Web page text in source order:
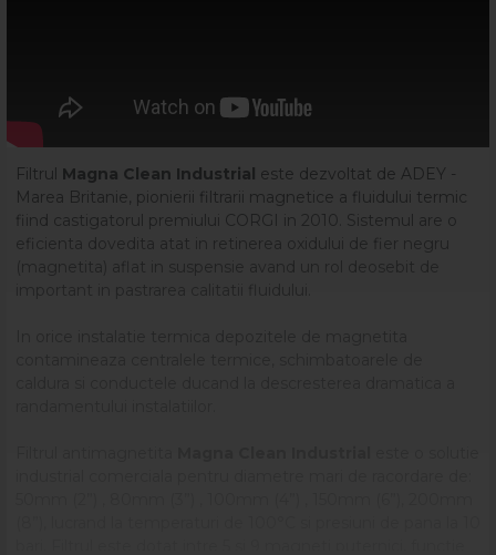
Filtrul Magna Clean Industrial este dezvoltat de ADEY -
Marea Britanie, pionierii filtrarii magnetice a fluidului termic
fiind castigatorul premiului CORGI in 2010. Sistemul are o
eficienta dovedita atat in retinerea oxidului de fier negru